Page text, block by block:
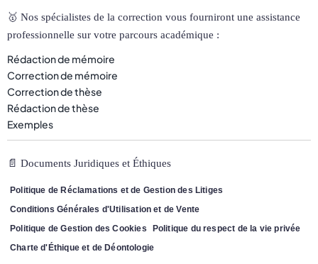
🥇 Nos spécialistes de la correction vous fourniront une assistance
professionnelle sur votre parcours académique :
Rédaction de mémoire
Correction de mémoire
Correction de thèse
Rédaction de thèse
Exemples
📄 Documents Juridiques et Éthiques
Politique de Réclamations et de Gestion des Litiges
Conditions Générales d'Utilisation et de Vente
Politique de Gestion des Cookies
Politique du respect de la vie privée
Charte d'Éthique et de Déontologie